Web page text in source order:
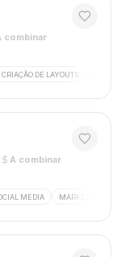
combinar·
CRIAÇÃO DE LAYOUTS
A combinar·
MEDIA MARKETING